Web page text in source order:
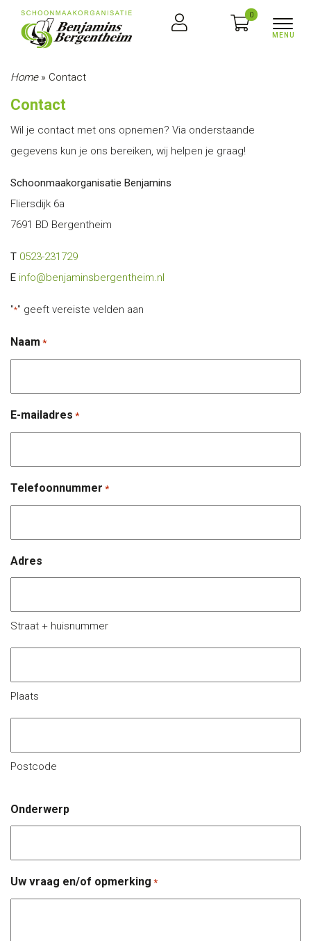
0
Home» Contact
Contact
Wil je contact met ons opnemen? Via onderstaande
gegevens kun je ons bereiken, wij helpen je graag!
Schoonmaakorganisatie Benjamins
Fliersdijk 6a
7691 BD Bergentheim
T 0523-231729
E info@benjaminsbergentheim.nl
"*" geeft vereiste velden aan
Naam *
E-mailadres *
Telefoonnummer *
Adres
Straat + huisnummer
Plaats
Postcode
Onderwerp
Uw vraag en/of opmerking *